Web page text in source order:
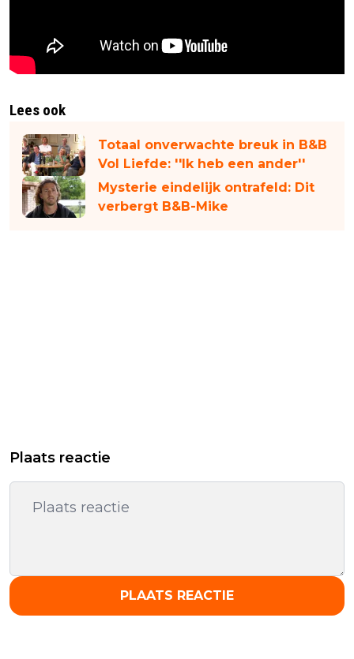
Lees ook
Totaal onverwachte breuk in B&B
Vol Liefde: ''Ik heb een ander''
Mysterie eindelijk ontrafeld: Dit
verbergt B&B-Mike
Plaats reactie
PLAATS REACTIE